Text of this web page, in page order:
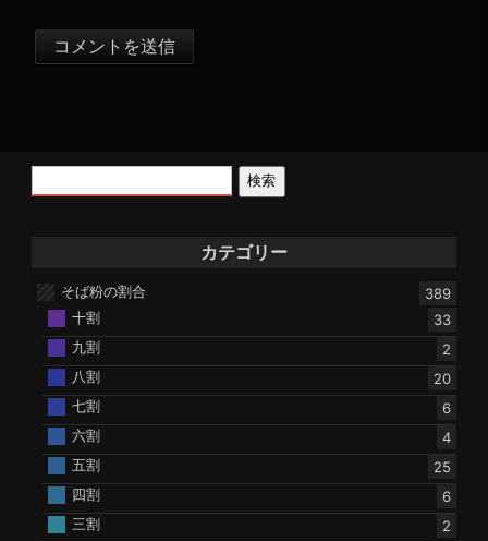
検索
カテゴリー
そば粉の割合
389
十割
33
九割
2
八割
20
七割
6
六割
4
五割
25
四割
6
三割
2